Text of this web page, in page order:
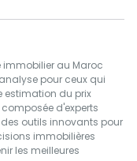
immobilier au Maroc
pour ceux qui
estimation du prix
d'experts
outils innovants pour
immobilières
les meilleures